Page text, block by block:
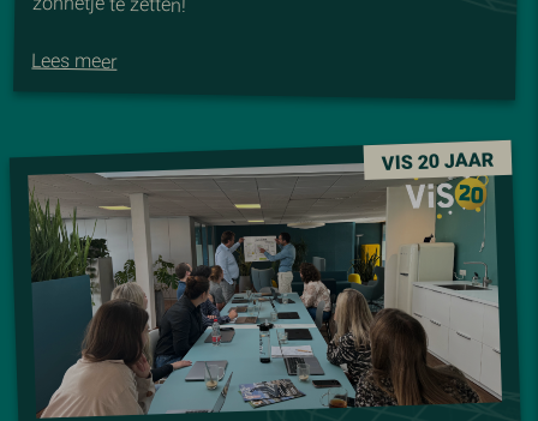
Lees meer
VIS 20 JAAR